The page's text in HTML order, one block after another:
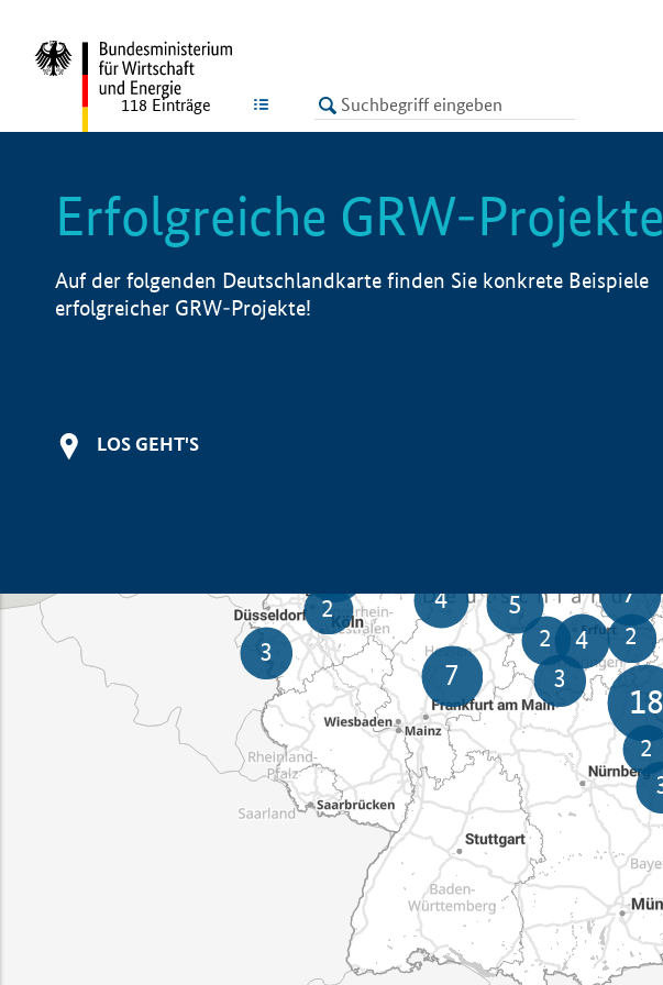
LISTE
118 Einträge
Erfolgreiche GRW-Projekte
Auf der folgenden Deutschlandkarte finden Sie konkrete Beispiele
erfolgreicher GRW-Projekte!
LOS GEHT'S